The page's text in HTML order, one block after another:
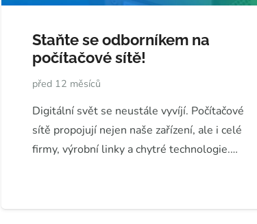
Staňte se odborníkem na
počítačové sítě!
před 12 měsíců
Digitální svět se neustále vyvíjí. Počítačové
sítě propojují nejen naše zařízení, ale i celé
firmy, výrobní linky a chytré technologie.…